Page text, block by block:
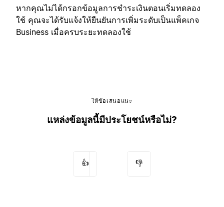
หากคุณไม่ได้กรอกข้อมูลการชำระเงินตอนเริ่มทดลอง
ใช้ คุณจะได้รับแจ้งให้ยืนยันการเพิ่มระดับเป็นแพ็คเกจ
Business เมื่อครบระยะทดลองใช้
ให้ข้อเสนอแนะ
แหล่งข้อมูลนี้มีประโยชน์หรือไม่?
👍 👎